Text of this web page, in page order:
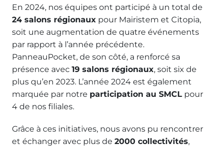
En 2024, nos équipes ont participé à un total de
24 salons régionaux pour Mairistem et Citopia,
soit une augmentation de quatre événements
par rapport à l’année précédente.
PanneauPocket, de son côté, a renforcé sa
présence avec 19 salons régionaux, soit six de
plus qu’en 2023. L’année 2024 est également
marquée par notre participation au SMCL pour
4 de nos filiales.
Grâce à ces initiatives, nous avons pu rencontrer
et échanger avec plus de 2000 collectivités,